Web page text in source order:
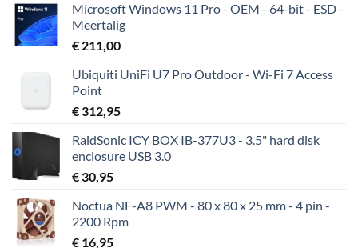
Microsoft Windows 11 Pro - OEM - 64-bit - ESD -
Meertalig
€ 211,00
Ubiquiti UniFi U7 Pro Outdoor - Wi-Fi 7 Access
Point
€ 312,95
RaidSonic ICY BOX IB-377U3 - 3.5" hard disk
enclosure USB 3.0
€ 30,95
Noctua NF-A8 PWM - 80 x 80 x 25 mm - 4 pin -
2200 Rpm
€ 16,95